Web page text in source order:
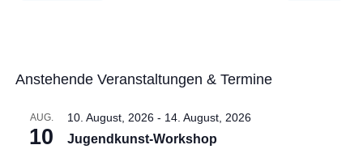
Anstehende Veranstaltungen & Termine
AUG.
10
10. August, 2026 - 14. August, 2026
Jugendkunst-Workshop